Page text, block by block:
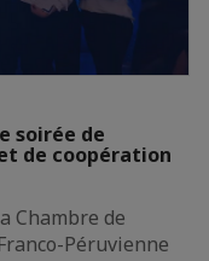
soirée de
de coopération
Chambre de
Péruvienne